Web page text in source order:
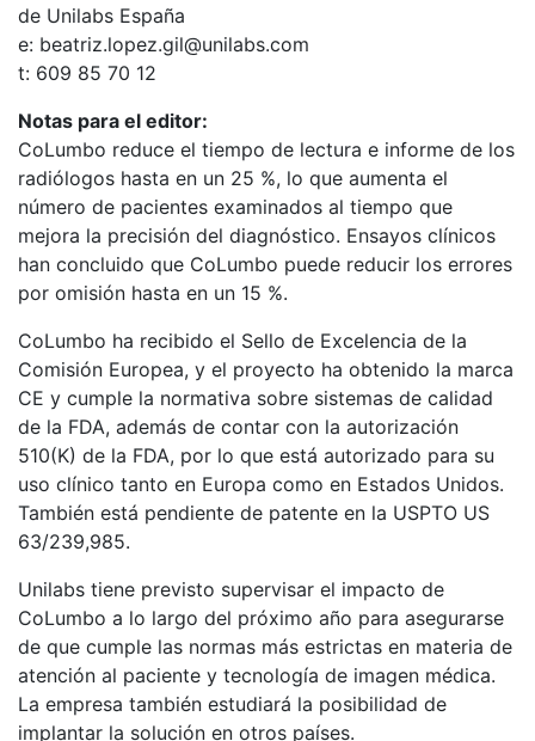
de Unilabs España
e: beatriz.lopez.gil@unilabs.com
t: 609 85 70 12
Notas para el editor:
CoLumbo reduce el tiempo de lectura e informe de los
radiólogos hasta en un 25 %, lo que aumenta el
número de pacientes examinados al tiempo que
mejora la precisión del diagnóstico. Ensayos clínicos
han concluido que CoLumbo puede reducir los errores
por omisión hasta en un 15 %.
CoLumbo ha recibido el Sello de Excelencia de la
Comisión Europea, y el proyecto ha obtenido la marca
CE y cumple la normativa sobre sistemas de calidad
de la FDA, además de contar con la autorización
510(K) de la FDA, por lo que está autorizado para su
uso clínico tanto en Europa como en Estados Unidos.
También está pendiente de patente en la USPTO US
63/239,985.
Unilabs tiene previsto supervisar el impacto de
CoLumbo a lo largo del próximo año para asegurarse
de que cumple las normas más estrictas en materia de
atención al paciente y tecnología de imagen médica.
La empresa también estudiará la posibilidad de
implantar la solución en otros países.